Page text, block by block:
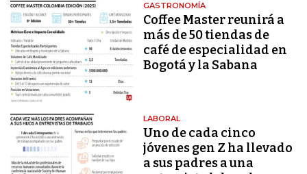
GASTRONOMÍA
Coffee Master reunirá a
más de 50 tiendas de
café de especialidad en
Bogotá y la Sabana
LABORAL
Uno de cada cinco
jóvenes gen Z ha llevado
a sus padres a una